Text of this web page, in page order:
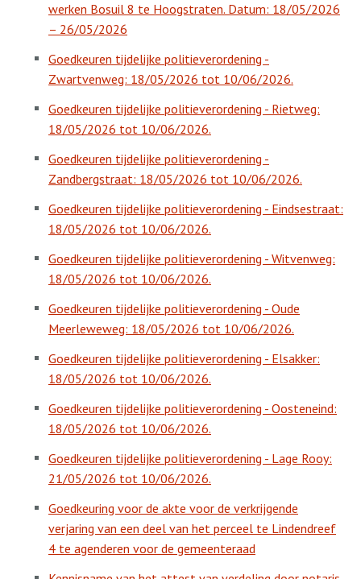
werken Bosuil 8 te Hoogstraten. Datum: 18/05/2026
– 26/05/2026
Goedkeuren tijdelijke politieverordening -
Zwartvenweg: 18/05/2026 tot 10/06/2026.
Goedkeuren tijdelijke politieverordening - Rietweg:
18/05/2026 tot 10/06/2026.
Goedkeuren tijdelijke politieverordening -
Zandbergstraat: 18/05/2026 tot 10/06/2026.
Goedkeuren tijdelijke politieverordening - Eindsestraat:
18/05/2026 tot 10/06/2026.
Goedkeuren tijdelijke politieverordening - Witvenweg:
18/05/2026 tot 10/06/2026.
Goedkeuren tijdelijke politieverordening - Oude
Meerleweweg: 18/05/2026 tot 10/06/2026.
Goedkeuren tijdelijke politieverordening - Elsakker:
18/05/2026 tot 10/06/2026.
Goedkeuren tijdelijke politieverordening - Oosteneind:
18/05/2026 tot 10/06/2026.
Goedkeuren tijdelijke politieverordening - Lage Rooy:
21/05/2026 tot 10/06/2026.
Goedkeuring voor de akte voor de verkrijgende
verjaring van een deel van het perceel te Lindendreef
4 te agenderen voor de gemeenteraad